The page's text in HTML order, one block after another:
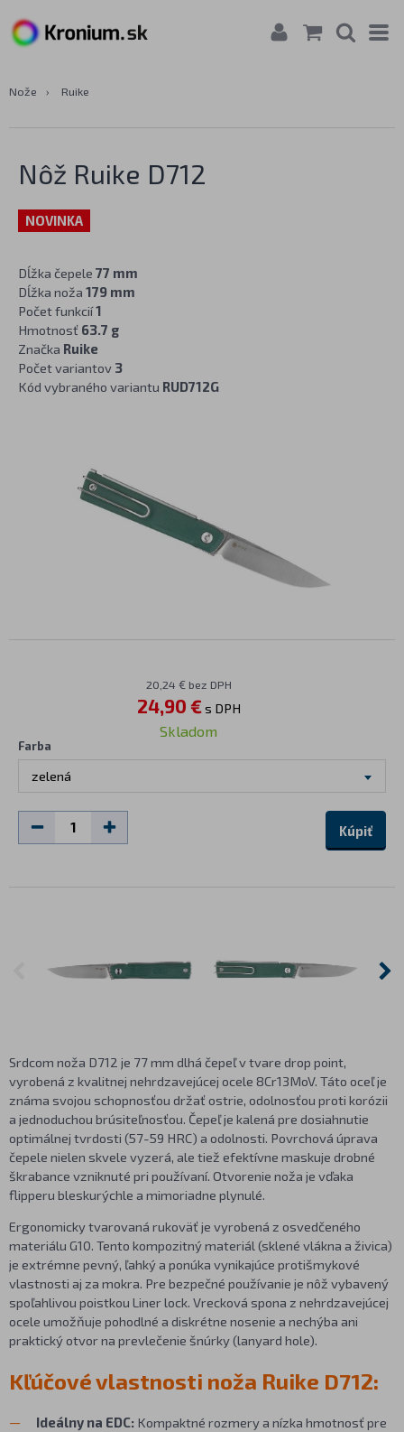
Nože › Ruike
Nôž Ruike D712
NOVINKA
Dĺžka čepele 77 mm
Dĺžka noža 179 mm
Počet funkcií1
Hmotnosť 63.7 g
Značka Ruike
Počet variantov 3
Kód vybraného variantu RUD712G
20,24 € bez DPH
24,90 €s DPH
Skladom
Farba
zelená
Kúpiť
Srdcom noža D712 je 77 mm dlhá čepeľ v tvare drop point,
vyrobená z kvalitnej nehrdzavejúcej ocele 8Cr13MoV. Táto oceľ je
známa svojou schopnosťou držať ostrie, odolnosťou proti korózii
a jednoduchou brúsiteľnosťou. Čepeľ je kalená pre dosiahnutie
optimálnej tvrdosti (57-59 HRC) a odolnosti. Povrchová úprava
čepele nielen skvele vyzerá, ale tiež efektívne maskuje drobné
škrabance vzniknuté pri používaní. Otvorenie noža je vďaka
flipperu bleskurýchle a mimoriadne plynulé.
Ergonomicky tvarovaná rukoväť je vyrobená z osvedčeného
materiálu G10. Tento kompozitný materiál (sklené vlákna a živica)
je extrémne pevný, ľahký a ponúka vynikajúce protišmykové
vlastnosti aj za mokra. Pre bezpečné používanie je nôž vybavený
spoľahlivou poistkou Liner lock. Vrecková spona z nehrdzavejúcej
ocele umožňuje pohodlné a diskrétne nosenie a nechýba ani
praktický otvor na prevlečenie šnúrky (lanyard hole).
Kľúčové vlastnosti noža Ruike D712:
Ideálny na EDC: Kompaktné rozmery a nízka hmotnosť pre